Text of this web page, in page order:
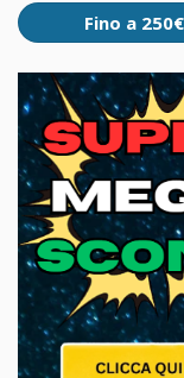
Fino a